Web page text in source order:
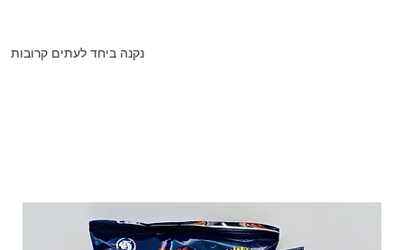
נקנה ביחד לעתים קרובות